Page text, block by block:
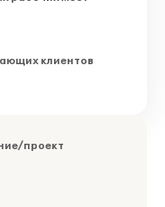
клиентов
проект